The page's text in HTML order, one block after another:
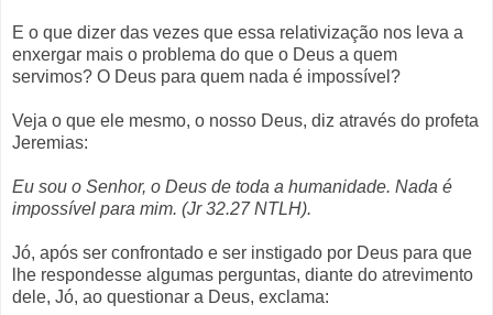
E o que dizer das vezes que essa relativização nos leva a
enxergar mais o problema do que o Deus a quem
servimos? O Deus para quem nada é impossível?
Veja o que ele mesmo, o nosso Deus, diz através do profeta
Jeremias:
Eu sou o Senhor, o Deus de toda a humanidade. Nada é
impossível para mim. (Jr 32.27 NTLH).
Jó, após ser confrontado e ser instigado por Deus para que
lhe respondesse algumas perguntas, diante do atrevimento
dele, Jó, ao questionar a Deus, exclama: